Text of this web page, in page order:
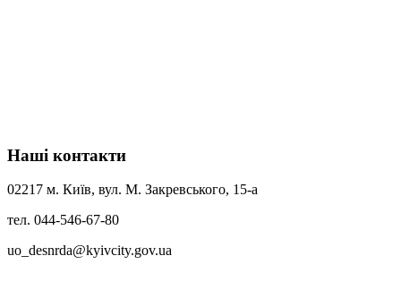
Наші контакти
02217 м. Київ, вул. М. Закревського, 15-а
тел. 044-546-67-80
uo_desnrda@kyivcity.gov.ua